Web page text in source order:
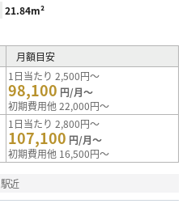
21.84m²
月額目安
1日当たり 2,500円～
98,100 円/月～
初期費用他 22,000円～
1日当たり 2,800円～
107,100 円/月～
初期費用他 16,500円～
駅近